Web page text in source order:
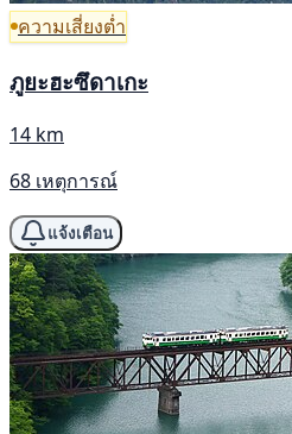
ความเสี่ยงต่ำ
ภูยะฮะซึดาเกะ
14 km
68 เหตุการณ์
แจ้งเตือน